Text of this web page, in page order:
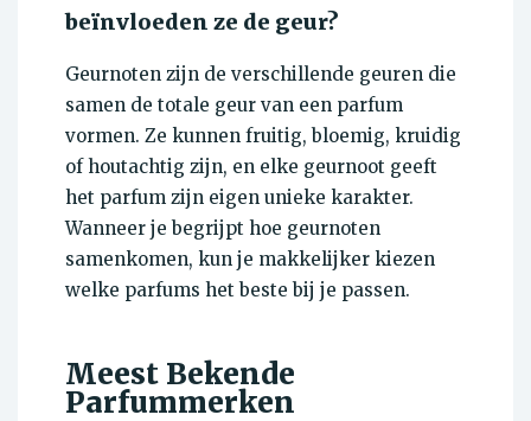
beïnvloeden ze de geur?
Geurnoten zijn de verschillende geuren die
samen de totale geur van een parfum
vormen. Ze kunnen fruitig, bloemig, kruidig ​​
of houtachtig zijn, en elke geurnoot geeft
het parfum zijn eigen unieke karakter.
Wanneer je begrijpt hoe geurnoten
samenkomen, kun je makkelijker kiezen
welke parfums het beste bij je passen.
Meest Bekende
Parfummerken